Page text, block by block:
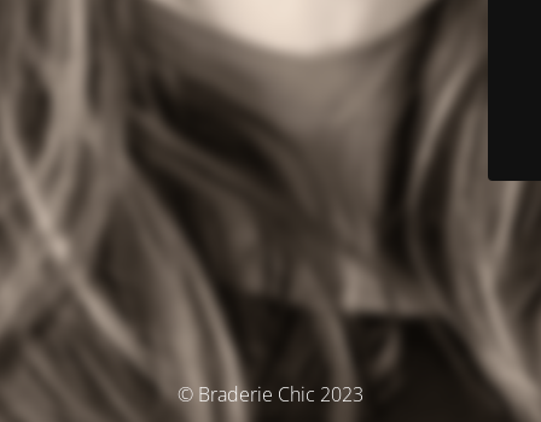
© Braderie Chic 2023